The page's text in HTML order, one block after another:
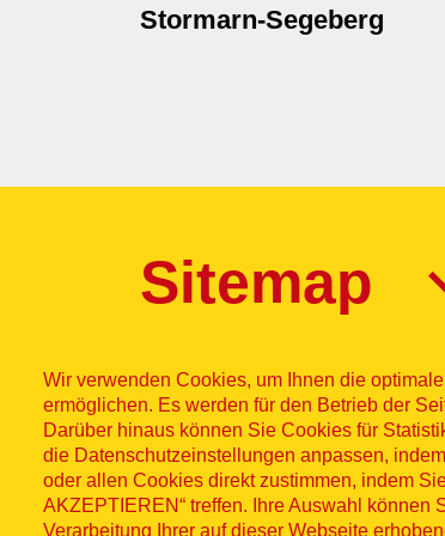
Stormarn-Segeberg
Wir verwenden Cookies, um Ihnen die
ermöglichen. Es werden für den Betrieb der
Darüber hinaus können Sie Cookies für
die Datenschutzeinstellungen anpassen,
oder allen Cookies direkt zustimmen, indem
AKZEPTIEREN“ treffen. Ihre Auswahl können
Verarbeitung Ihrer auf dieser Webseite
Sitemap
© ASB
2026